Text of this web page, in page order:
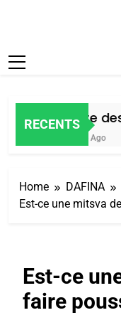
RECENTS
Histoire des
1 Semaine Ago
Home
DAFINA
Est-ce une mitsva
Est-ce
faire